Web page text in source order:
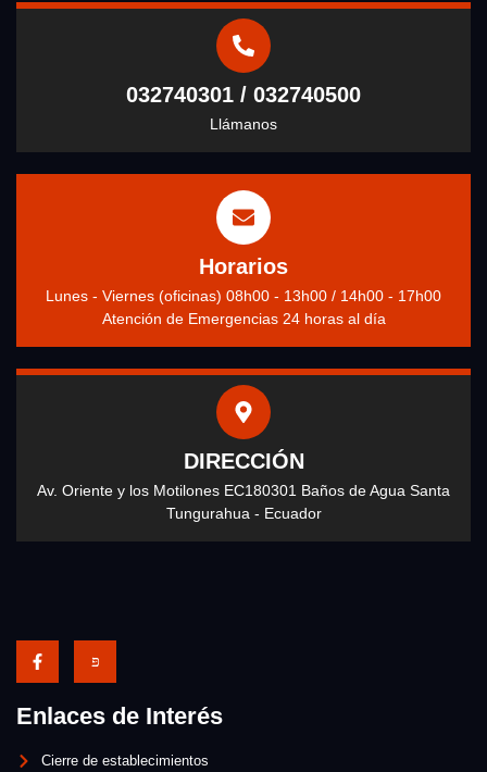
032740301 / 032740500
Llámanos
Horarios
Lunes - Viernes (oficinas) 08h00 - 13h00 / 14h00 - 17h00
Atención de Emergencias 24 horas al día
DIRECCIÓN
Av. Oriente y los Motilones EC180301 Baños de Agua Santa
Tungurahua - Ecuador
Enlaces de Interés
Cierre de establecimientos